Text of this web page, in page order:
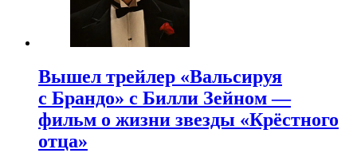
Вышел трейлер «Вальсируя
с Брандо» с Билли Зейном —
фильм о жизни звезды «Крёстного
отца»